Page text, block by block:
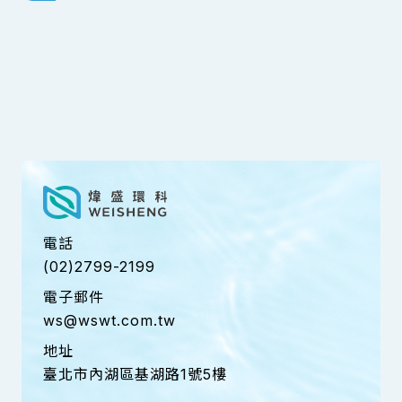
電話
(02)2799-2199
電子郵件
ws@wswt.com.tw
地址
臺北市內湖區基湖路1號5樓